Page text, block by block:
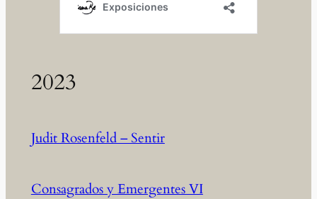
2023
Judit Rosenfeld – Sentir
Consagrados y Emergentes VI